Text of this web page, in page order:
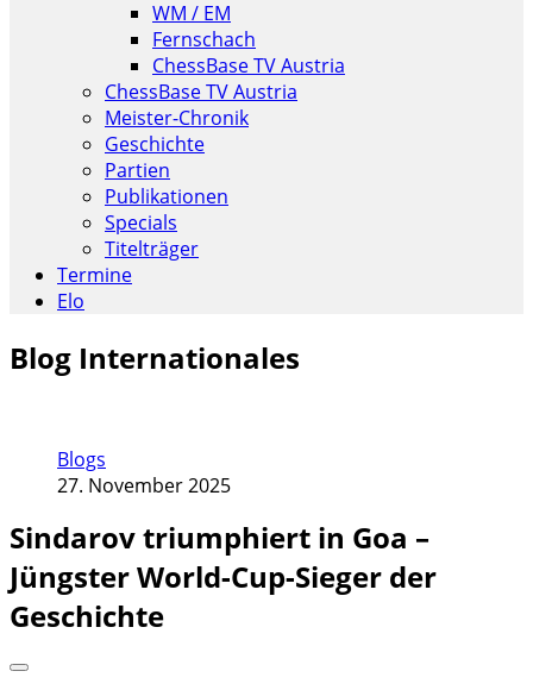
WM / EM
Fernschach
ChessBase TV Austria
ChessBase TV Austria
Meister-Chronik
Geschichte
Partien
Publikationen
Specials
Titelträger
Termine
Elo
Blog Internationales
Blogs
27. November 2025
Sindarov triumphiert in Goa –
Jüngster World-Cup-Sieger der
Geschichte